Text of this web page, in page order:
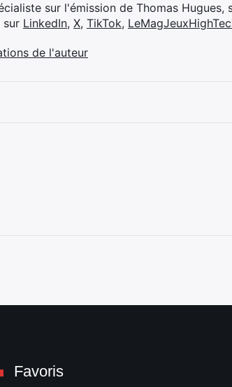
sur l'émission de Thomas Hugues,
sur LinkedIn, X, TikTok,
de l'auteur
Favoris